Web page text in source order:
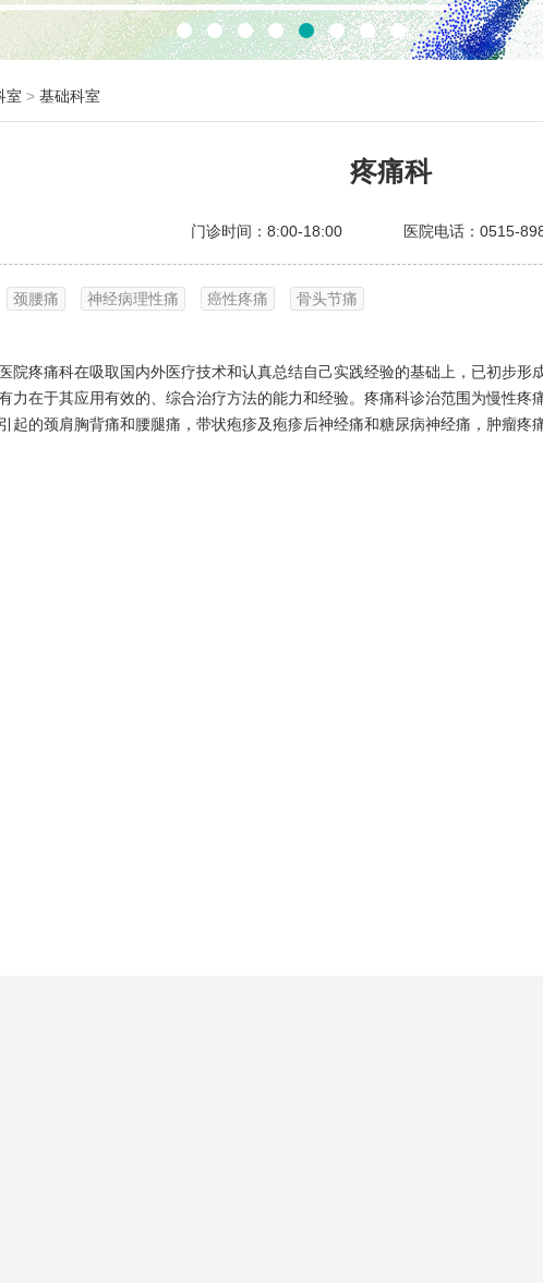
室 > 基础科室
疼痛科
门诊时间：8:00-18:00 医院电话：0515-
颈腰痛 神经病理性痛 癌性疼痛 骨头节痛
院疼痛科在吸取国内外医疗技术和认真总结自己实践经验的基础上，已初步形
力在于其应用有效的、综合治疗方法的能力和经验。疼痛科诊治范围为慢性疼
起的颈肩胸背痛和腰腿痛，带状疱疹及疱疹后神经痛和糖尿病神经痛，肿瘤疼